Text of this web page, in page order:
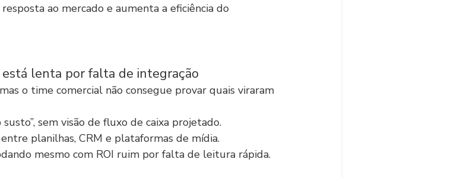
ao mercado e aumenta a eficiência do
lenta por falta de integração
o time comercial não consegue provar quais viraram
sem visão de fluxo de caixa projetado.
planilhas, CRM e plataformas de mídia.
mesmo com ROI ruim por falta de leitura rápida.